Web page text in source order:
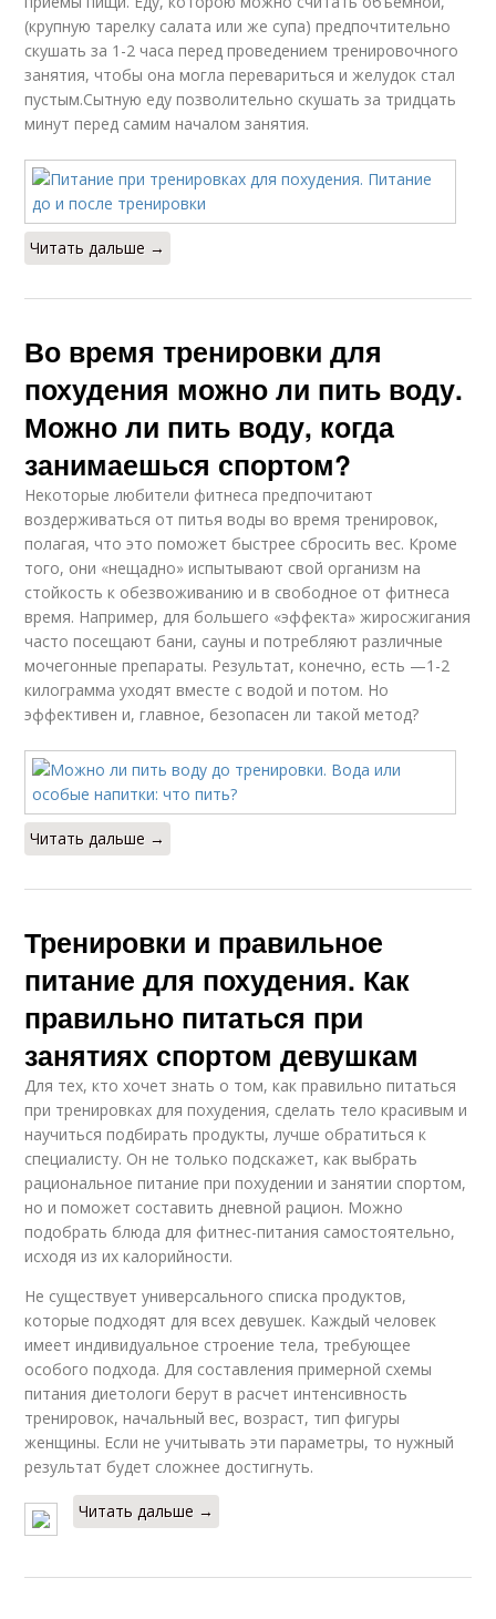
(крупную тарелку салата или же cупа) предпочтительно
скушать за 1-2 часа перед проведением тренировочного
занятия, чтобы она могла перевариться и желудок стал
пустым.Сытную еду позволительно скушать за тридцать
минут перед самим началом занятия.
Читать дальше →
Во время тренировки для
похудения можно ли пить воду.
Можно ли пить воду, когда
занимаешься спортом?
Некоторые любители фитнеса предпочитают
воздерживаться от питья воды во время тренировок,
полагая, что это поможет быстрее сбросить вес. Кроме
того, они «нещадно» испытывают свой организм на
стойкость к обезвоживанию и в свободное от фитнеса
время. Например, для большего «эффекта» жиросжигания
часто посещают бани, сауны и потребляют различные
мочегонные препараты. Результат, конечно, есть —1-2
килограмма уходят вместе с водой и потом. Но
эффективен и, главное, безопасен ли такой метод?
Читать дальше →
Тренировки и правильное
питание для похудения. Как
правильно питаться при
занятиях спортом девушкам
Для тех, кто хочет знать о том, как правильно питаться
при тренировках для похудения, сделать тело красивым и
научиться подбирать продукты, лучше обратиться к
специалисту. Он не только подскажет, как выбрать
рациональное питание при похудении и занятии спортом,
но и поможет составить дневной рацион. Можно
подобрать блюда для фитнес-питания самостоятельно,
исходя из их калорийности.
Не существует универсального списка продуктов,
которые подходят для всех девушек. Каждый человек
имеет индивидуальное строение тела, требующее
особого подхода. Для составления примерной схемы
питания диетологи берут в расчет интенсивность
тренировок, начальный вес, возраст, тип фигуры
женщины. Если не учитывать эти параметры, то нужный
результат будет сложнее достигнуть.
Читать дальше →